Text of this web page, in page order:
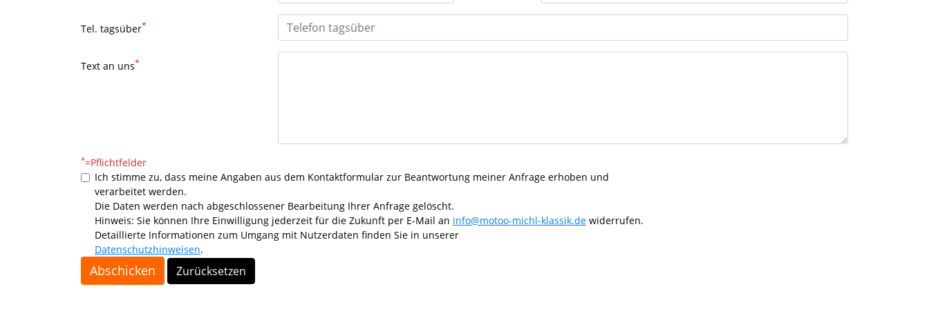
Tel. tagsüber*
Text an uns*
*=Pflichtfelder
Ich stimme zu, dass meine Angaben aus dem Kontaktformular zur Beantwortung meiner Anfrage erhoben und
verarbeitet werden.
Die Daten werden nach abgeschlossener Bearbeitung Ihrer Anfrage gelöscht.
Hinweis: Sie können Ihre Einwilligung jederzeit für die Zukunft per E-Mail an info@motoo-michl-klassik.de widerrufen.
Detaillierte Informationen zum Umgang mit Nutzerdaten finden Sie in unserer
Datenschutzhinweisen.
Abschicken Zurücksetzen